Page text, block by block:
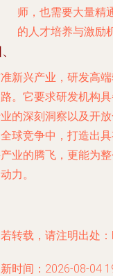
师，也需要大量精
的人才培养与激励
新兴产业，研发高
。它要求研发机构
的深刻洞察以及开
球竞争中，打造出
业的腾飞，更能为
力。
转载，请注明出处
时间：2026-08-04